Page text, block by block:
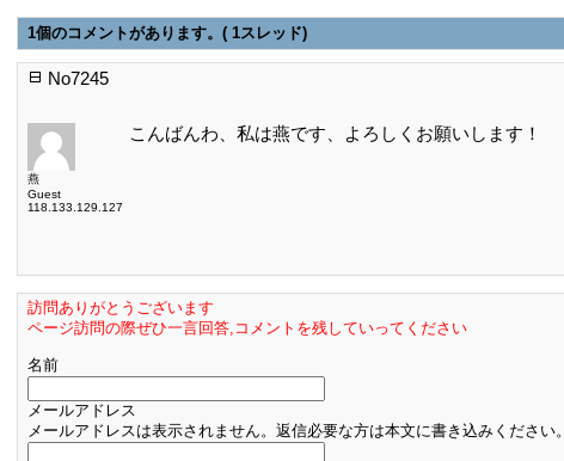
1個のコメントがあります。( 1スレッド)
No7245
燕
Guest
118.133.129.127
こんばんわ、私は燕です、よろしくお願いします！
訪問ありがとうございます
ページ訪問の際ぜひ一言回答,コメントを残していってください
名前
メールアドレス
メールアドレスは表示されません。返信必要な方は本文に書き込みください。